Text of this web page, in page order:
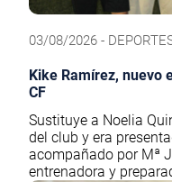
03/08/2026 -
Kike Ramírez, nuevo
CF
Sustituye a Noelia
del club y era
acompañado por Mª
entrenadora y